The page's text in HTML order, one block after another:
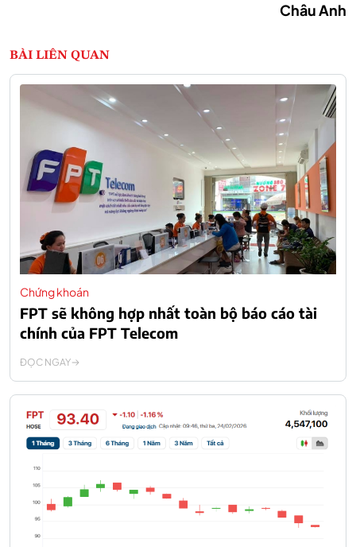
Châu Anh
BÀI LIÊN QUAN
Chứng khoán
FPT sẽ không hợp nhất toàn bộ báo cáo tài
chính của FPT Telecom
ĐỌC NGAY